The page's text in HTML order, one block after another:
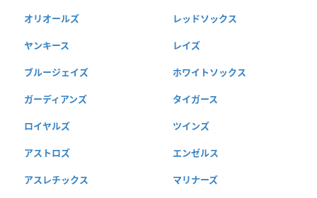
オリオールズ レッドソックス
ヤンキース レイズ
ブルージェイズ ホワイトソックス
ガーディアンズ タイガース
ロイヤルズ ツインズ
アストロズ エンゼルス
アスレチックス マリナーズ